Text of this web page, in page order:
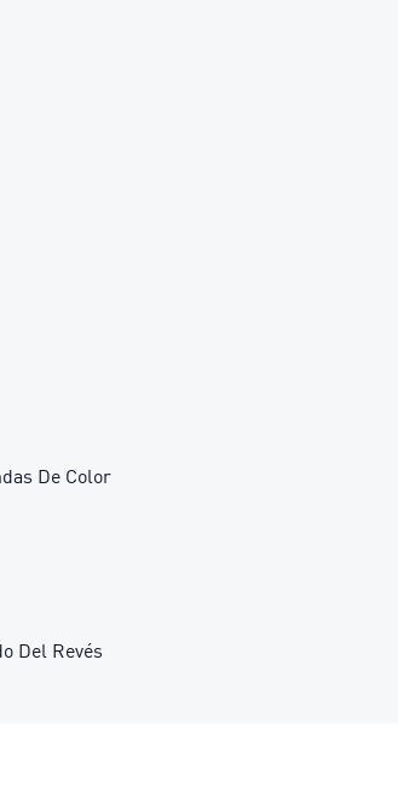
De Color
Del Revés